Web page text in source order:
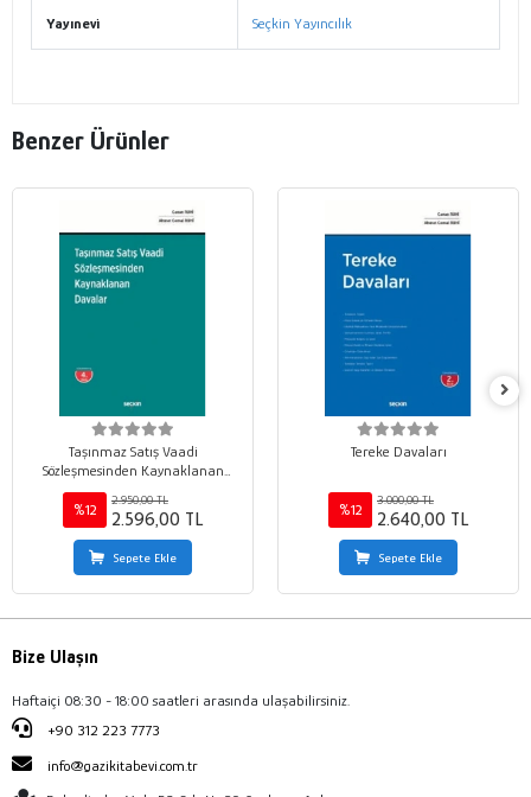
Yayınevi Seçkin Yayıncılık
Benzer Ürünler
Taşınmaz Satış Vaadi
Sözleşmesinden Kaynaklanan
%12
2.950,00 TL
2.596,00 TL
Sepete Ekle
Tereke Davaları
%12
3.000,00 TL
2.640,00 TL
Sepete Ekle
Bize Ulaşın
Haftaiçi 08:30 - 18:00 saatleri arasında ulaşabilirsiniz.
+90 312 223 7773
info@gazikitabevi.com.tr